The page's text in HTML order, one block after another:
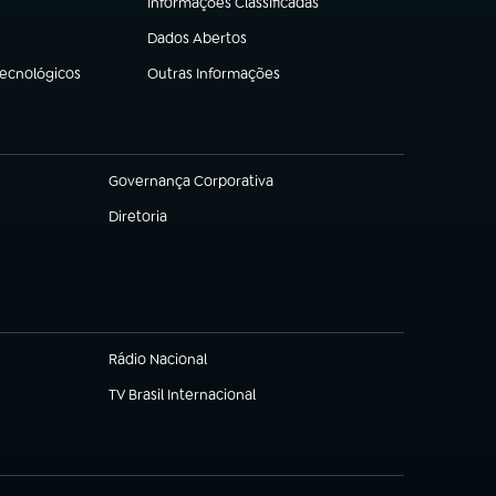
(abre em nova aba)
Dados Abertos
(abre em nova aba)
Outras Informações
(abre em nova aba)
Governança Corporativa
(abre em nova aba)
Diretoria
(abre em nova aba)
Rádio Nacional
TV Brasil Internacional
(abre em nova aba)